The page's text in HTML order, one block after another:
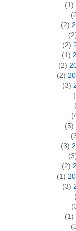
(1)
(2)
(2)
(1)
(2)
(2)
(3)
(5)
(3)
(2)
(1)
(3)
(1)